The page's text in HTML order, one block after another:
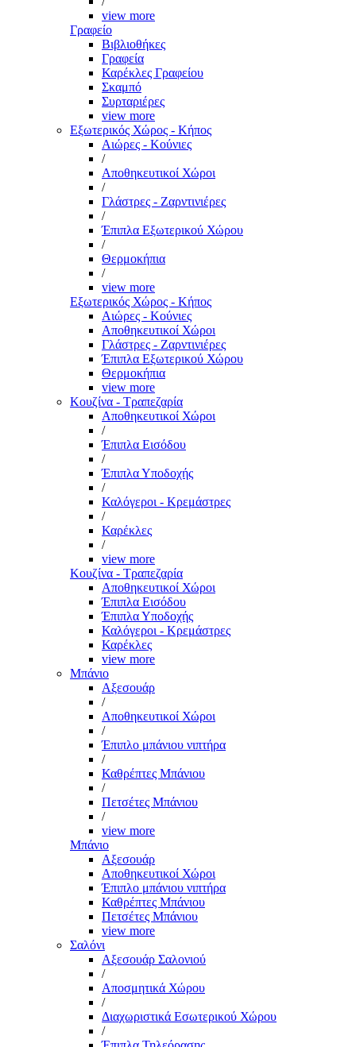
view more
Γραφείο
Βιβλιοθήκες
Γραφεία
Καρέκλες Γραφείου
Σκαμπό
Συρταριέρες
view more
Εξωτερικός Χώρος - Κήπος
Αιώρες - Κούνιες
/
Αποθηκευτικοί Χώροι
/
Γλάστρες - Ζαρντινιέρες
/
Έπιπλα Εξωτερικού Χώρου
/
Θερμοκήπια
/
view more
Εξωτερικός Χώρος - Κήπος
Αιώρες - Κούνιες
Αποθηκευτικοί Χώροι
Γλάστρες - Ζαρντινιέρες
Έπιπλα Εξωτερικού Χώρου
Θερμοκήπια
view more
Κουζίνα - Τραπεζαρία
Αποθηκευτικοί Χώροι
/
Έπιπλα Εισόδου
/
Έπιπλα Υποδοχής
/
Καλόγεροι - Κρεμάστρες
/
Καρέκλες
/
view more
Κουζίνα - Τραπεζαρία
Αποθηκευτικοί Χώροι
Έπιπλα Εισόδου
Έπιπλα Υποδοχής
Καλόγεροι - Κρεμάστρες
Καρέκλες
view more
Μπάνιο
Αξεσουάρ
/
Αποθηκευτικοί Χώροι
/
Έπιπλο μπάνιου νιπτήρα
/
Καθρέπτες Μπάνιου
/
Πετσέτες Μπάνιου
/
view more
Μπάνιο
Αξεσουάρ
Αποθηκευτικοί Χώροι
Έπιπλο μπάνιου νιπτήρα
Καθρέπτες Μπάνιου
Πετσέτες Μπάνιου
view more
Σαλόνι
Αξεσουάρ Σαλονιού
/
Αποσμητικά Χώρου
/
Διαχωριστικά Εσωτερικού Χώρου
/